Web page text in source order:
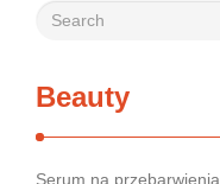
Beauty
Serum na